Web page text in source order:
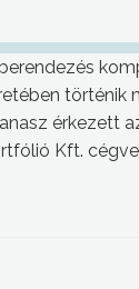
történik
érkezett
Kft.